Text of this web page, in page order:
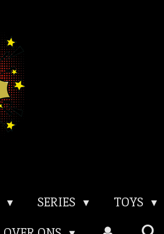
SERIES TOYS